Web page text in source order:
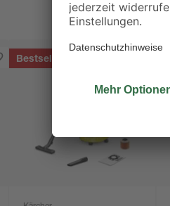
Bestseller